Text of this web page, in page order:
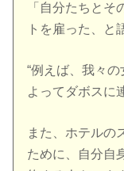
「自分たちと
トを雇った、と
“例えば、我々
よってダボスに
また、ホテルの
ために、自分自